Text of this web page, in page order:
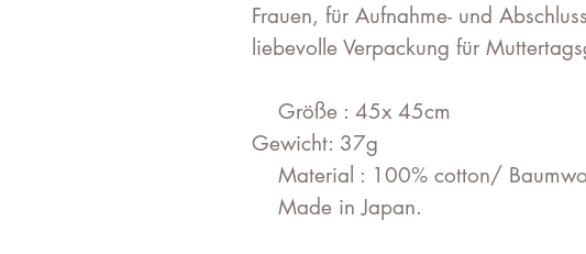
Frauen, für Aufnahme- und
liebevolle Verpackung für
Größe : 45x 45cm
Gewicht: 37g
Material : 100% cotton/
Made in Japan.